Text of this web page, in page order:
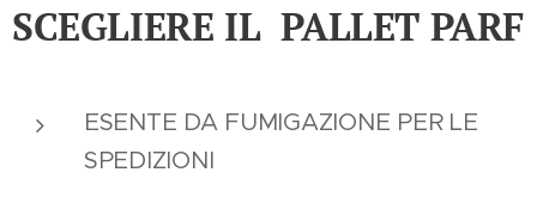
SCEGLIERE IL PALLET PARF
ESENTE DA FUMIGAZIONE PER LE
SPEDIZIONI